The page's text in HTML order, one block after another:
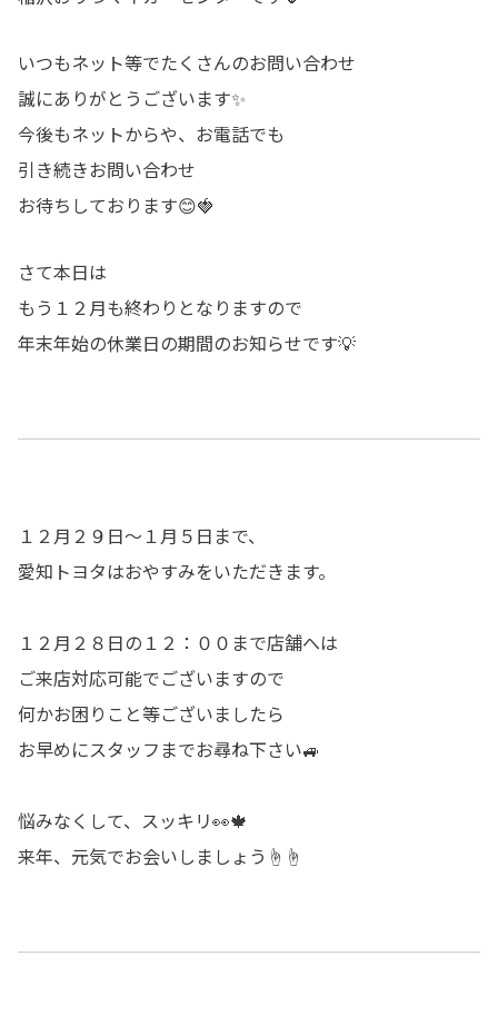
いつもネット等でたくさんのお問い合わせ
誠にありがとうございます✨
今後もネットからや、お電話でも
引き続きお問い合わせ
お待ちしております😊🍓
さて本日は
もう１２月も終わりとなりますので
年末年始の休業日の期間のお知らせです💡
１２月２９日～１月５日まで、
愛知トヨタはおやすみをいただきます。
１２月２８日の１２：００まで店舗へは
ご来店対応可能でございますので
何かお困りこと等ございましたら
お早めにスタッフまでお尋ね下さい🚙
悩みなくして、スッキリ👀🍁
来年、元気でお会いしましょう☝☝